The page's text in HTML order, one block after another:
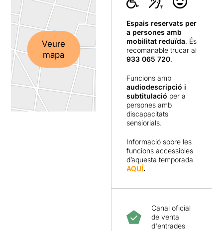
Veure
mapa
Espais reservats per
a persones amb
mobilitat reduïda. És
recomanable trucar al
933 065 720.
Funcions amb
audiodescripció i
subtitulació per a
persones amb
discapacitats
sensiorials.
Informació sobre les
funcions accessibles
d’aquesta temporada
AQUÍ.
Canal oficial
de venta
d'entrades